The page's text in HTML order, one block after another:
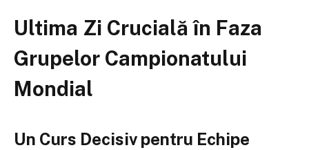
Ultima Zi Crucială în Faza
Grupelor Campionatului
Mondial
Un Curs Decisiv pentru Echipe